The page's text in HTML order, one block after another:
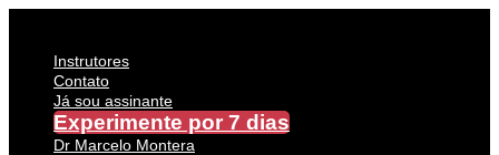
conteúdo
Instrutores
Contato
Já sou assinante
Experimente por 7 dias
Dr Marcelo Montera